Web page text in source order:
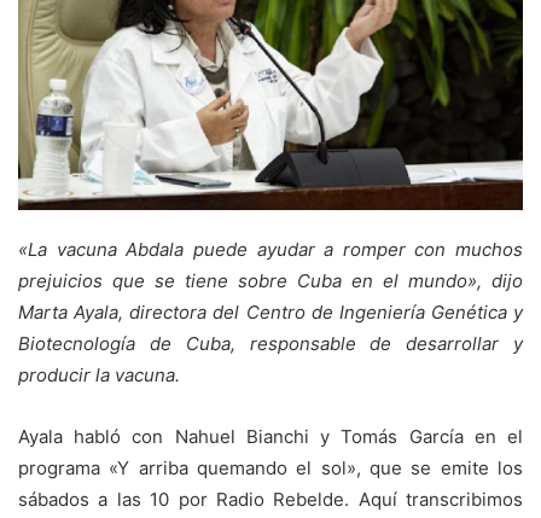
«La vacuna Abdala puede ayudar a romper con muchos
prejuicios que se tiene sobre Cuba en el mundo», dijo
Marta Ayala, directora del Centro de Ingeniería Genética y
Biotecnología de Cuba, responsable de desarrollar y
producir la vacuna.
Ayala habló con Nahuel Bianchi y Tomás García en el
programa «Y arriba quemando el sol», que se emite los
sábados a las 10 por Radio Rebelde. Aquí transcribimos